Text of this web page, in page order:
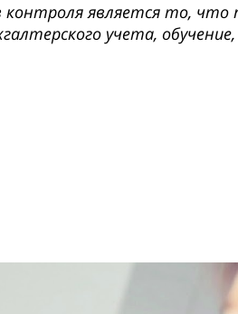
контроля является то, что
учета,